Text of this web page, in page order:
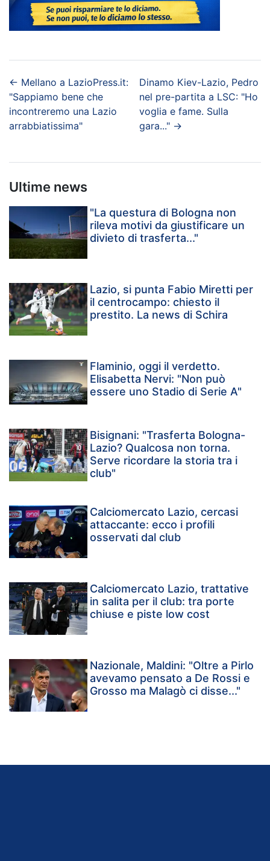
← Mellano a LazioPress.it:
"Sappiamo bene che
incontreremo una Lazio
arrabbiatissima"
Dinamo Kiev-Lazio, Pedro
nel pre-partita a LSC: "Ho
voglia e fame. Sulla
gara..."→
Ultime news
"La questura di Bologna non
rileva motivi da giustificare un
divieto di trasferta..."
Lazio, si punta Fabio Miretti per
il centrocampo: chiesto il
prestito. La news di Schira
Flaminio, oggi il verdetto.
Elisabetta Nervi: "Non può
essere uno Stadio di Serie A"
Bisignani: "Trasferta Bologna-
Lazio? Qualcosa non torna.
Serve ricordare la storia tra i
club"
Calciomercato Lazio, cercasi
attaccante: ecco i profili
osservati dal club
Calciomercato Lazio, trattative
in salita per il club: tra porte
chiuse e piste low cost
Nazionale, Maldini: "Oltre a Pirlo
avevamo pensato a De Rossi e
Grosso ma Malagò ci disse..."